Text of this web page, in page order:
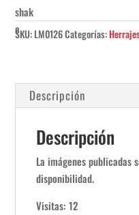
Bocha
cantidad
SKU:LM0126Categorías:
Descripción
Descripción
La imágenes publicadas
disponibilidad.
Visitas: 12